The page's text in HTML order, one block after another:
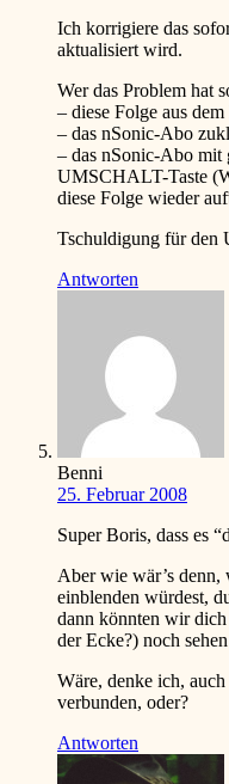
Ich korrigiere das
aktualisiert wird.
Wer das Problem hat
– diese Folge aus dem
– das nSonic-Abo
– das nSonic-Abo mit
UMSCHALT-Taste
diese Folge wieder
Tschuldigung für den
Antworten
Benni
25. Februar 2008
Super Boris, dass es
Aber wie wär’s denn,
einblenden würdest,
dann könnten wir
der Ecke?) noch sehen
Wäre, denke ich,
verbunden, oder?
Antworten